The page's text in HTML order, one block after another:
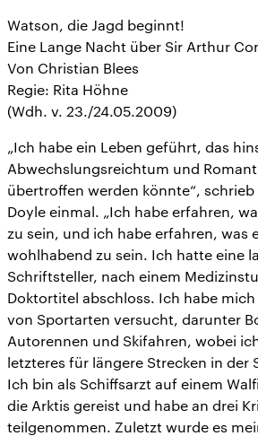
30 31 1 2
Watson, die Jagd beginnt!
Eine Lange Nacht über Sir Arthur
Von Christian Blees
Regie: Rita Höhne
(Wdh. v. 23./24.05.2009)
„Ich habe ein Leben geführt, das
Abwechslungsreichtum und
übertroffen werden könnte“,
Doyle einmal. „Ich habe erfahren,
zu sein, und ich habe erfahren, was
wohlhabend zu sein. Ich hatte eine
Schriftsteller, nach einem
Doktortitel abschloss. Ich habe mich
von Sportarten versucht, darunter
Autorennen und Skifahren, wobei
letzteres für längere Strecken in der
Ich bin als Schiffsarzt auf einem
die Arktis gereist und habe an drei
teilgenommen. Zuletzt wurde es